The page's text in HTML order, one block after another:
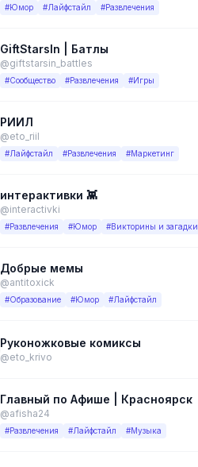
#Юмор #Лайфстайл #Развлечения
GiftStarsIn | Батлы
@giftstarsin_battles
#Сообщество #Развлечения #Игры
РИИЛ
@eto_riil
#Лайфстайл #Развлечения #Маркетинг
интерактивки 👾
@interactivki
#Развлечения #Юмор #Викторины и загадки
Добрые мемы
@antitoxick
#Образование #Юмор #Лайфстайл
Руконожковые комиксы
@eto_krivo
Главный по Афише | Красноярск
@afisha24
#Развлечения #Лайфстайл #Музыка